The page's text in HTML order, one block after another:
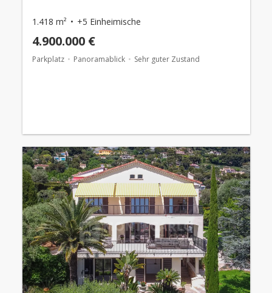
1.418 m² +5 Einheimische
4.900.000 €
Parkplatz Panoramablick Sehr guter Zustand